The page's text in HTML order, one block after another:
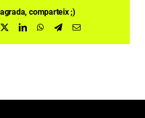
comparteix ;)
LinkedInWhatsApp
TelegramEmail: